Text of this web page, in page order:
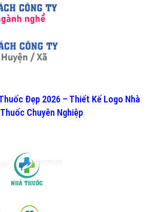
Đẹp 2026 – Thiết Kế Logo Nhà
Chuyên Nghiệp